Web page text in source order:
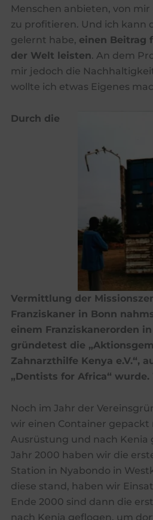
Menschen anbieten, von
zu profitieren. Und ich kann
gelernt habe, einen Beitrag
der Welt leisten. An dem
mir jedoch die
wollte ich etwas Eigenes
Durch die
Vermittlung der
Franziskaner in Bonn
einem Franziskanerorden
gründetest die
Zahnarzthilfe Kenya e.V.“,
„Dentists for Africa“
Noch im Jahr der
wir einen Container
Ausrüstung und nach Kenia
Jahr 2000 haben wir die
Station in Nyabondo in
diese stand, haben wir
Ende 2000 sind dann die
nach Kenia geflogen, um